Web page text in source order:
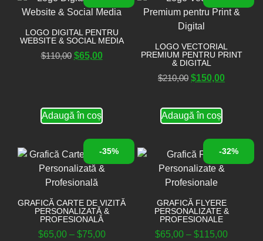
LOGO DIGITAL PENTRU
WEBSITE & SOCIAL MEDIA
$110,00 $65,00
Adaugă în coș
LOGO VECTORIAL
PREMIUM PENTRU PRINT
& DIGITAL
$210,00 $150,00
Adaugă în coș
-35%
GRAFICĂ CARTE DE VIZITĂ
PERSONALIZATĂ &
PROFESIONALĂ
$65,00 – $75,00
-32%
GRAFICĂ FLYERE
PERSONALIZATE &
PROFESIONALE
$65,00 – $115,00